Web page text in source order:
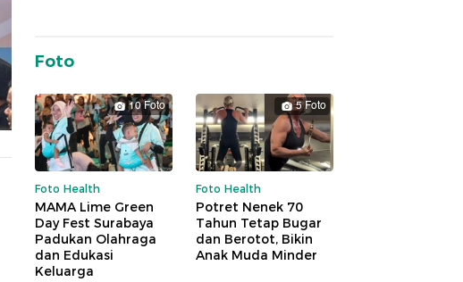
Foto
10 Foto
Foto Health
MAMA Lime Green
Day Fest Surabaya
Padukan Olahraga
dan Edukasi
Keluarga
5 Foto
Foto Health
Potret Nenek 70
Tahun Tetap Bugar
dan Berotot, Bikin
Anak Muda Minder